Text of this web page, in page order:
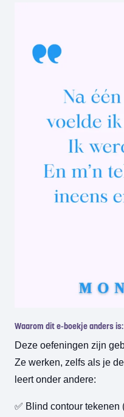
Waarom dit e-boekje anders is:
Deze oefeningen zijn
Ze werken, zelfs als je
leert onder andere:
✅ Blind contour